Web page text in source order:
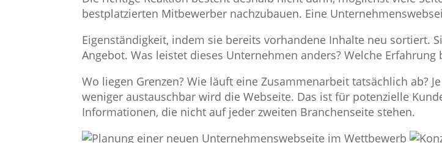
bestplatzierten Mitbewerber nachzubauen. Eine
Eigenständigkeit, indem sie bereits vorhandene Inhalte neu sortiert.
Angebot. Was leistet dieses Unternehmen anders? Welche
Wo liegen Grenzen? Wie läuft eine Zusammenarbeit tatsächlich ab?
weniger austauschbar wird die Webseite. Das ist für potenzielle
Informationen, die nicht auf jeder zweiten Branchenseite stehen.